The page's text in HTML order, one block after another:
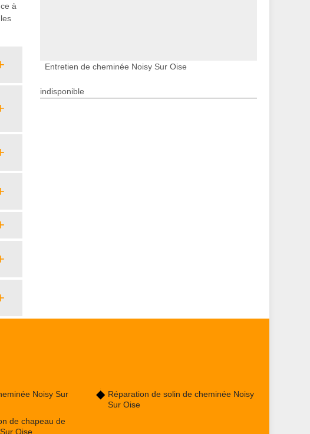
à
Entretien de cheminée Noisy Sur Oise
indisponible
Noisy Sur
de chapeau de
Oise
Réparation de solin de cheminée Noisy
Sur Oise